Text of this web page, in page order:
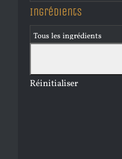
Ingrédients
Réinitialiser